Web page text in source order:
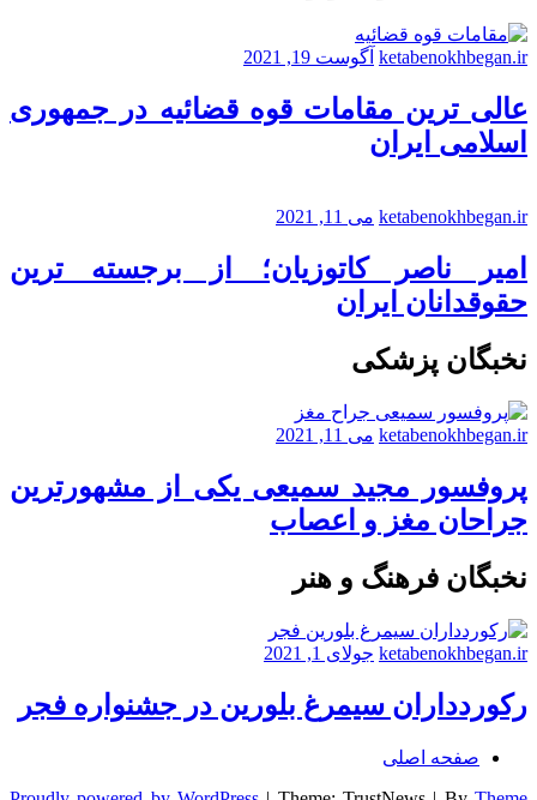
ketabenokhbegan.ir آگوست 19, 2021
عالی ترین مقامات قوه قضائیه در جمهوری
اسلامی ایران
ketabenokhbegan.ir می 11, 2021
امیر ناصر کاتوزیان؛ از برجسته ترین
حقوقدانان ایران
نخبگان پزشکی
ketabenokhbegan.ir می 11, 2021
پروفسور مجید سمیعی یکی از مشهورترین
جراحان مغز و اعصاب
نخبگان فرهنگ و هنر
ketabenokhbegan.ir جولای 1, 2021
رکوردداران سیمرغ بلورین در جشنواره فجر
صفحه اصلی